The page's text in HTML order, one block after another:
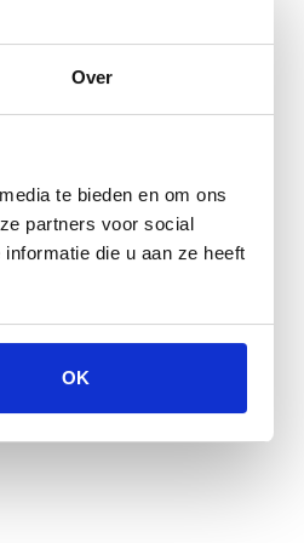
Over
te bieden en om ons
partners voor social
die u aan ze heeft
OK